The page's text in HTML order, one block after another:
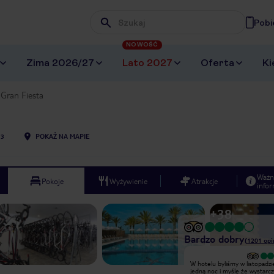
Wpisz frazę, której szukasz
Zima 2026/27 Lato 2027
NOWOŚĆ
Oferta
Fiesta
POKAŻ NA MAPIE
Pokoje Wyżywienie Atrakcje
+38
Bardzo dobry(1201
Wyjątkowy
Grand Fiesta to totalny odlot. Super
W hotelu byliśmy w
jedną noc i myślę że